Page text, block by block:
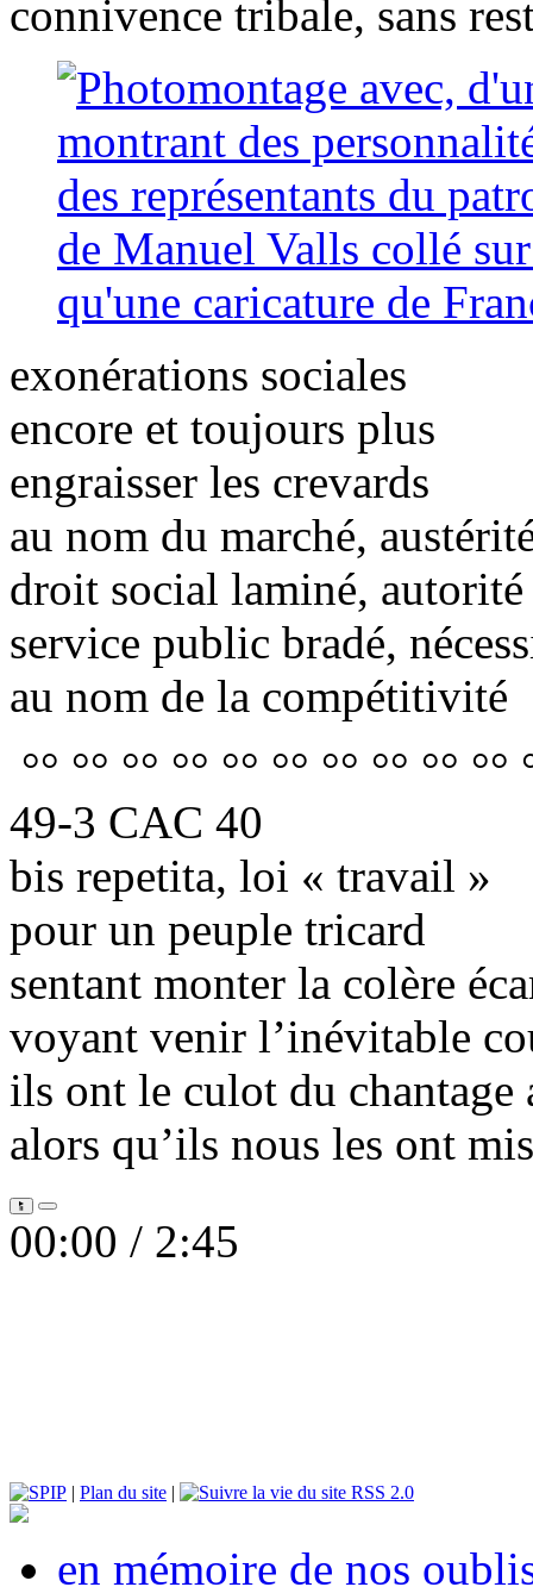
connivence tribale, sans
exonérations sociales
encore et toujours plus
engraisser les crevards
au nom du marché,
droit social laminé, autorité
service public bradé,
au nom de la compétitivité
°° °° °° °° °° °° °° °° °° °°
49-3 CAC 40
bis repetita, loi « travail »
pour un peuple tricard
sentant monter la colère
voyant venir l’inévitable
ils ont le culot du chantage
alors qu’ils nous les ont
00:00 / 2:45
| Plan du site | RSS 2.0
en mémoire de nos